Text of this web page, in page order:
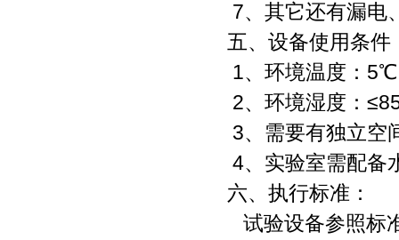
7、其它还有漏电
五、设备使用条件
1、环境温度：
2、环境湿度：
3、需要有独立空
4、实验室需配备
六、执行标准：
试验设备参照标